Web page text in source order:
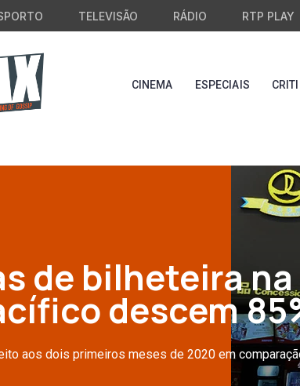
TELEVISÃO RÁDIO RTP PLAY
CINEMA ESPECIAIS
de bilheteira na
descem
aos dois primeiros meses de 2020 em